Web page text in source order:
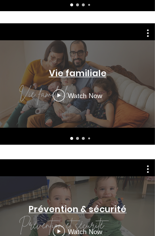
Vie familiale
Watch Now
Prévention & sécurité
Watch Now